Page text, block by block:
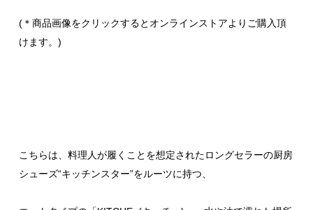
(＊商品画像をクリックするとオンラインストアよりご購入頂
けます。)
こちらは、料理人が履くことを想定されたロングセラーの厨房
シューズ“キッチンスター”をルーツに持つ、